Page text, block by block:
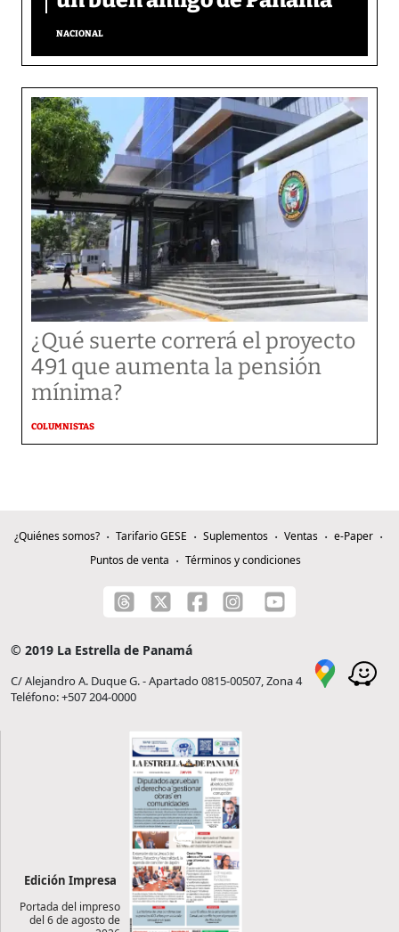
NACIONAL
¿Qué suerte correrá el proyecto
491 que aumenta la pensión
mínima?
COLUMNISTAS
¿Quiénes somos? Tarifario GESE Suplementos Ventas
e-Paper
Puntos de venta
Términos y condiciones
© 2019 La Estrella de Panamá
C/ Alejandro A. Duque G. - Apartado 0815-00507, Zona 4
Teléfono: +507 204-0000
Edición Impresa
Portada del impreso
del 6 de agosto de